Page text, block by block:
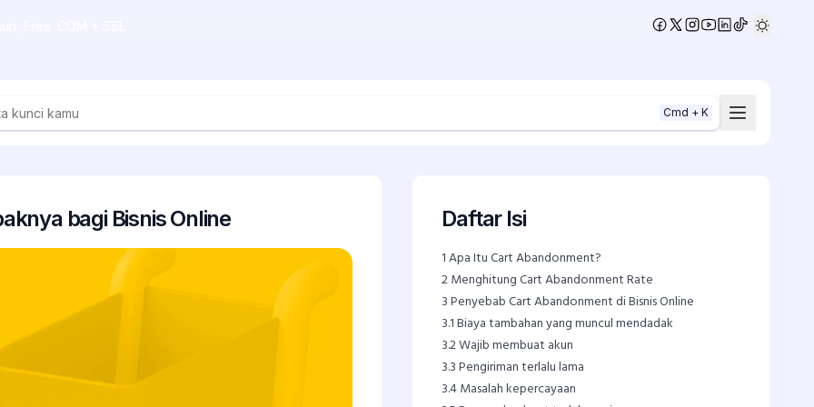
Cmd + K
bagi Bisnis Online Daftar Isi
1Apa Itu Cart Abandonment?
2Menghitung Cart Abandonment Rate
3Penyebab Cart Abandonment di Bisnis Online
3.1Biaya tambahan yang muncul mendadak
3.2Wajib membuat akun
3.3Pengiriman terlalu lama
3.4Masalah kepercayaan